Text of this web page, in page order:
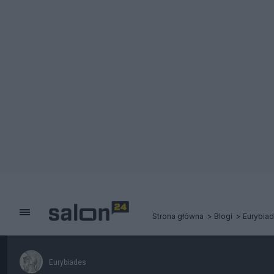
Strona główna Blogi
Eurybiades